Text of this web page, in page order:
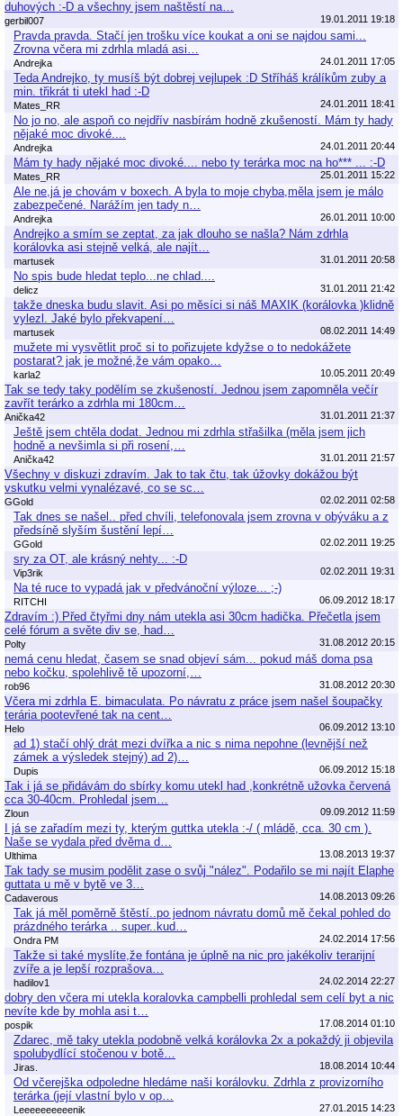
duhových :-D a všechny jsem naštěstí na…
gerbil007 19.01.2011 19:18
Pravda pravda. Stačí jen trošku více koukat a oni se najdou sami...
Zrovna včera mi zdrhla mladá asi…
Andrejka 24.01.2011 17:05
Teda Andrejko, ty musíš být dobrej vejlupek :D Stříháš králíkům zuby a
min. třikrát ti utekl had :-D
Mates_RR 24.01.2011 18:41
No jo no, ale aspoň co nejdřív nasbírám hodně zkušeností. Mám ty hady
nějaké moc divoké....
Andrejka 24.01.2011 20:44
Mám ty hady nějaké moc divoké.... nebo ty terárka moc na ho*** ... :-D
Mates_RR 25.01.2011 15:22
Ale ne,já je chovám v boxech. A byla to moje chyba,měla jsem je málo
zabezpečené. Narážím jen tady n…
Andrejka 26.01.2011 10:00
Andrejko a smím se zeptat, za jak dlouho se našla? Nám zdrhla
korálovka asi stejně velká, ale najít…
martusek 31.01.2011 20:58
No spis bude hledat teplo...ne chlad....
delicz 31.01.2011 21:42
takže dneska budu slavit. Asi po měsíci si náš MAXIK (korálovka )klidně
vylezl. Jaké bylo překvapení…
martusek 08.02.2011 14:49
mužete mi vysvětlit proč si to pořizujete kdyžse o to nedokážete
postarat? jak je možné,že vám opako…
karla2 10.05.2011 20:49
Tak se tedy taky podělím se zkušeností. Jednou jsem zapomněla večír
zavřít terárko a zdrhla mi 180cm…
Anička42 31.01.2011 21:37
Ještě jsem chtěla dodat. Jednou mi zdrhla střašilka (měla jsem jich
hodně a nevšimla si při rosení,…
Anička42 31.01.2011 21:57
Všechny v diskuzi zdravím. Jak to tak čtu, tak úžovky dokážou být
vskutku velmi vynalézavé, co se sc…
GGold 02.02.2011 02:58
Tak dnes se našel.. před chvíli, telefonovala jsem zrovna v obýváku a z
předsíně slyším šustění lepí…
GGold 02.02.2011 19:25
sry za OT, ale krásný nehty... :-D
Vip3rik 02.02.2011 19:31
Na té ruce to vypadá jak v předvánoční výloze... ;-)
RITCHI 06.09.2012 18:17
Zdravím :) Před čtyřmi dny nám utekla asi 30cm hadička. Přečetla jsem
celé fórum a světe div se, had…
Polty 31.08.2012 20:15
nemá cenu hledat, časem se snad objeví sám... pokud máš doma psa
nebo kočku, spolehlivě tě upozorní,…
rob96 31.08.2012 20:30
Včera mi zdrhla E. bimaculata. Po návratu z práce jsem našel šoupačky
terária pootevřené tak na cent…
Helo 06.09.2012 13:10
ad 1) stačí ohlý drát mezi dvířka a nic s nima nepohne (levnější než
zámek a výsledek stejný) ad 2)…
Dupis 06.09.2012 15:18
Tak i já se přidávám do sbírky komu utekl had ,konkrétně užovka červená
cca 30-40cm. Prohledal jsem…
Zloun 09.09.2012 11:59
I já se zařadím mezi ty, kterým guttka utekla :-/ ( mládě, cca. 30 cm ).
Naše se vydala před dvěma d…
Ulthima 13.08.2013 19:37
Tak tady se musim podělit zase o svůj "nález". Podařilo se mi najít Elaphe
guttata u mě v bytě ve 3…
Cadaverous 14.08.2013 09:26
Tak já měl poměrně štěstí..po jednom návratu domů mě čekal pohled do
prázdného terárka .. super..kud…
Ondra PM 24.02.2014 17:56
Takže si také myslíte,že fontána je úplně na nic pro jakékoliv terarijní
zvíře a je lepší rozprašova…
hadilov1 24.02.2014 22:27
dobry den včera mi utekla koralovka campbelli prohledal sem celí byt a nic
nevíte kde by mohla asi t…
pospik 17.08.2014 01:10
Zdarec, mě taky utekla podobně velká korálovka 2x a pokaždý ji objevila
spolubydlící stočenou v botě…
Jiras. 18.08.2014 10:44
Od včerejška odpoledne hledáme naši korálovku. Zdrhla z provizorního
terárka (její vlastní bylo v op…
Leeeeeeeeeenik 27.01.2015 14:23